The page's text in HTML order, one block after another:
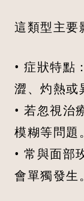
這類型主要
• 症狀特點
澀、灼熱或
• 若忽視治
模糊等問題。
• 常與面部
會單獨發生。